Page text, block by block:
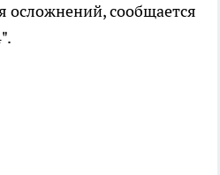
осложнений, сообщается